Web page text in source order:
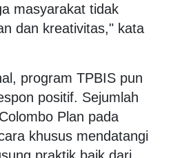
masyarakat tidak
dan kreativitas," kata
program TPBIS pun
positif. Sejumlah
Plan pada
khusus mendatangi